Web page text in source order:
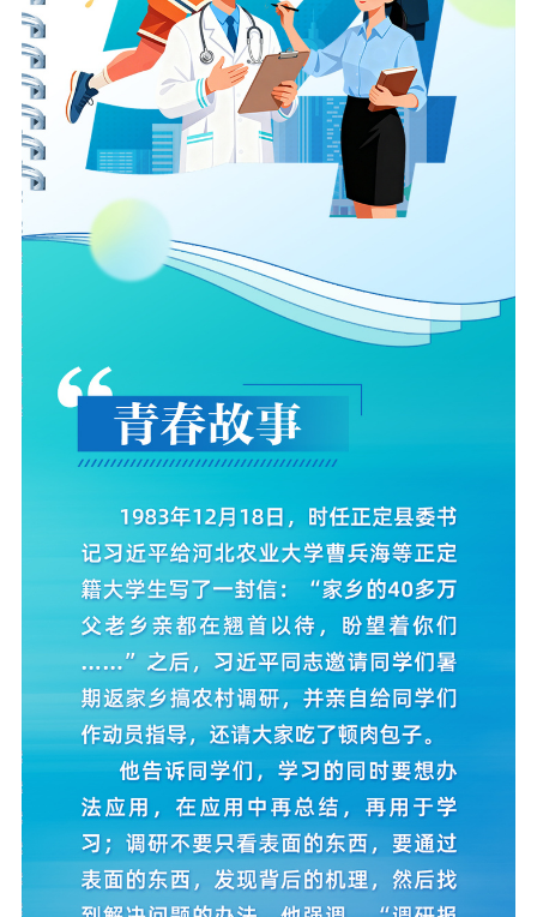
精品生产 文化惠民
文化传承
文化交流
体制改革
文化产业
紫金文化艺术节
品牌活动 紫艺舞台
精神文明
文明创建
文明培育
社会宣传
全民国防教育
红色资源保护利
用
新闻出版
精品出版 全民阅读
出版监管
扫黄打非
电影工作
电影创作 电影市场
机关党建
党建要闻 学习在线
文化人才
紫金人才 职称评审